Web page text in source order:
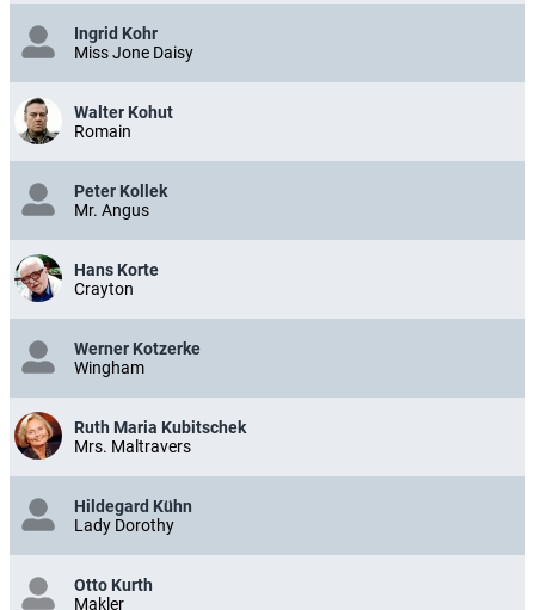
Ingrid Kohr
Miss Jone Daisy
Walter Kohut
Romain
Peter Kollek
Mr. Angus
Hans Korte
Crayton
Werner Kotzerke
Wingham
Ruth Maria Kubitschek
Mrs. Maltravers
Hildegard Kühn
Lady Dorothy
Otto Kurth
Makler